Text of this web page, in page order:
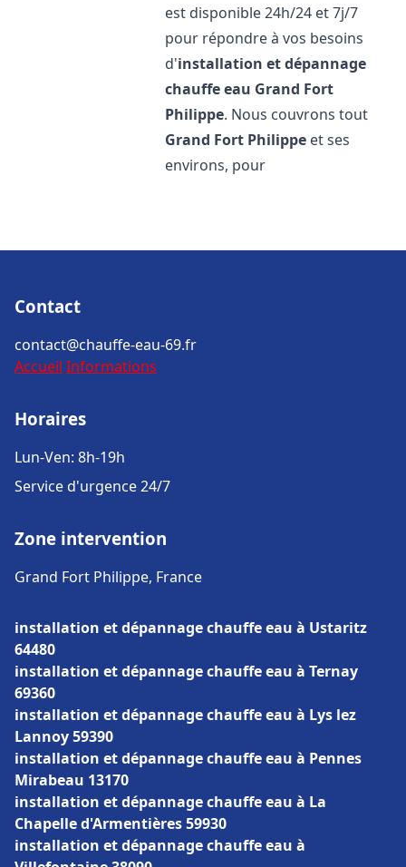
est disponible 24h/24 et 7j/7
pour répondre à vos besoins
d'installation et dépannage
chauffe eau Grand Fort
Philippe. Nous couvrons tout
Grand Fort Philippe et ses
environs, pour
Contact
contact@chauffe-eau-69.fr
Accueil Informations
Horaires
Lun-Ven: 8h-19h
Service d'urgence 24/7
Zone intervention
Grand Fort Philippe, France
installation et dépannage chauffe eau à Ustaritz
64480
installation et dépannage chauffe eau à Ternay
69360
installation et dépannage chauffe eau à Lys lez
Lannoy 59390
installation et dépannage chauffe eau à Pennes
Mirabeau 13170
installation et dépannage chauffe eau à La
Chapelle d'Armentières 59930
installation et dépannage chauffe eau à